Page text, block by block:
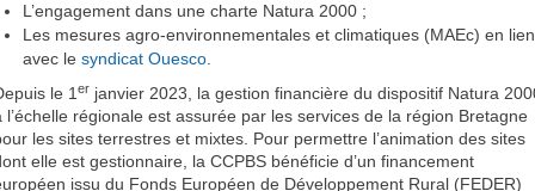
L’engagement dans une charte Natura 2000 ;
Les mesures agro-environnementales et climatiques (MAEc) en lien
avec le syndicat Ouesco
le 1 er janvier 2023, la gestion financière du dispositif Natura
l’échelle régionale est assurée par les services de la région Bretagne
les sites terrestres et mixtes. Pour permettre l’animation des sites
elle est gestionnaire, la CCPBS bénéficie d’un financement
issu du Fonds Européen de Développement Rural (FEDER)